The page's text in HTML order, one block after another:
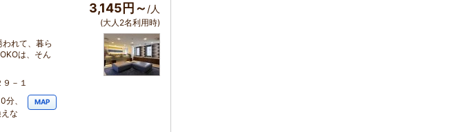
れて、暮ら
は、そん
－１
、
な
MAP
3,145円～ /人
(大人2名利用時)